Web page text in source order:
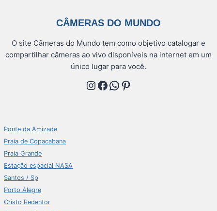
CÂMERAS DO MUNDO
O site Câmeras do Mundo tem como objetivo catalogar e
compartilhar câmeras ao vivo disponíveis na internet em um
único lugar para você.
Instagram
Facebook
WhatsApp
Pinterest
Ponte da Amizade
Praia de Copacabana
Praia Grande
Estação espacial NASA
Santos / Sp
Porto Alegre
Cristo Redentor